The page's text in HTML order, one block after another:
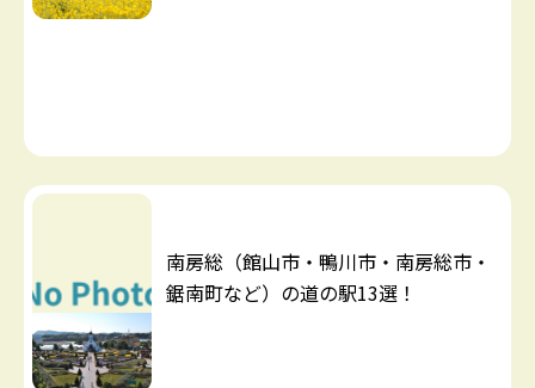
南房総（館山市・鴨川市・南房総市・
鋸南町など）の道の駅13選！